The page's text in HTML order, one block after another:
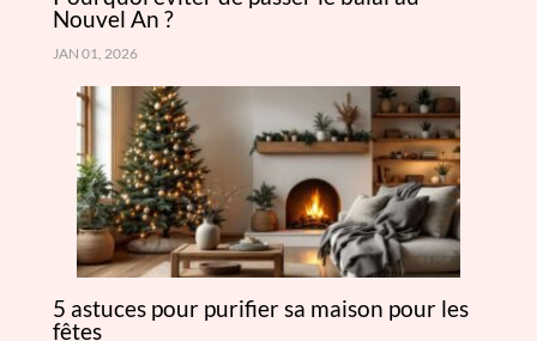
Nouvel An ?
JAN 01, 2026
5 astuces pour purifier sa maison pour les
fêtes